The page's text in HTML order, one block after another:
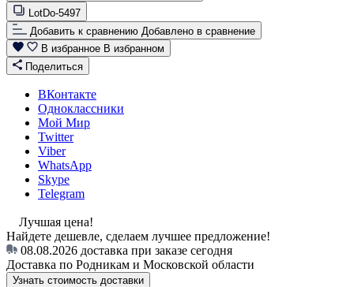
LotDo-5497
Добавить к сравнению Добавлено в сравнение
В избранное В избранном
Поделиться
ВКонтакте
Одноклассники
Мой Мир
Twitter
Viber
WhatsApp
Skype
Telegram
Лучшая цена!
Найдете дешевле, сделаем лучшее предложение!
08.08.2026 доставка при заказе сегодня
Доставка по Родникам и Московской области
Узнать стоимость доставки